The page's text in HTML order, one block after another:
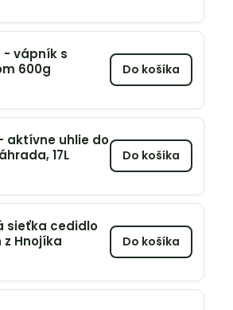
- vápník s
600g
Do košíka
aktívne uhlie do
17L
Do košíka
sieťka cedidlo
Hnojíka
Do košíka